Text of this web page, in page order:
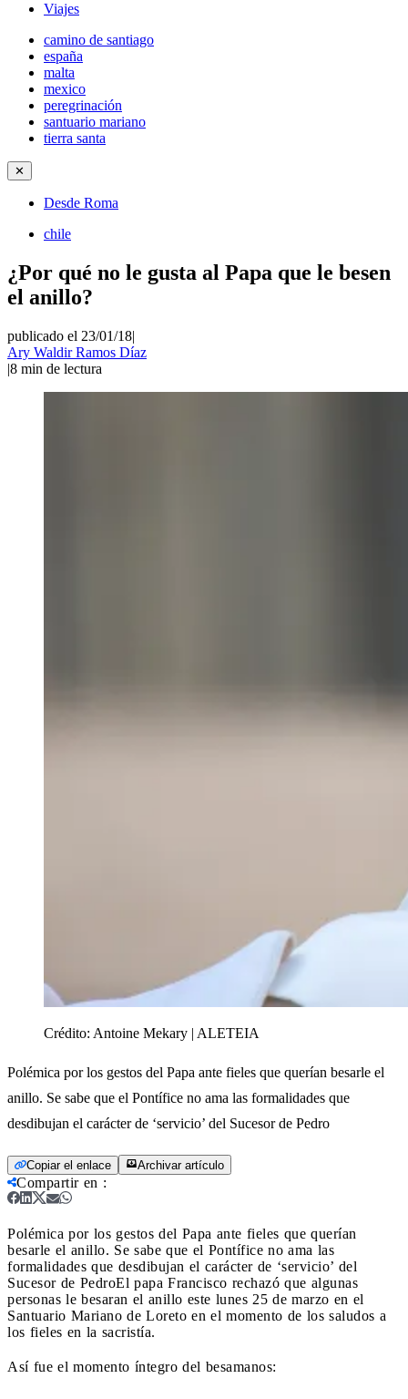
Viajes
camino de santiago
españa
malta
mexico
peregrinación
santuario mariano
tierra santa
✕
Desde Roma
chile
¿Por qué no le gusta al Papa que le besen
el anillo?
publicado el 23/01/18|
Ary Waldir Ramos Díaz
|8 min de lectura
Crédito: Antoine Mekary | ALETEIA
Polémica por los gestos del Papa ante fieles que querían besarle el
anillo. Se sabe que el Pontífice no ama las formalidades que
desdibujan el carácter de ‘servicio’ del Sucesor de Pedro
Copiar el enlace Archivar artículo
Compartir en :
Polémica por los gestos del Papa ante fieles que querían
besarle el anillo. Se sabe que el Pontífice no ama las
formalidades que desdibujan el carácter de ‘servicio’ del
Sucesor de PedroEl papa Francisco rechazó que algunas
personas le besaran el anillo este lunes 25 de marzo en el
Santuario Mariano de Loreto en el momento de los saludos a
los fieles en la sacristía.
Así fue el momento íntegro del besamanos: